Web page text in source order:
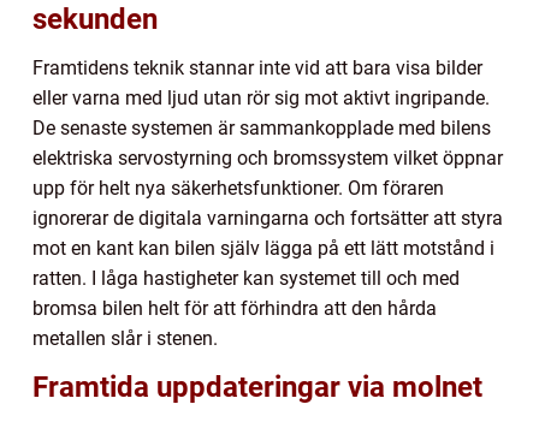
sekunden
Framtidens teknik stannar inte vid att bara visa bilder
eller varna med ljud utan rör sig mot aktivt ingripande.
De senaste systemen är sammankopplade med bilens
elektriska servostyrning och bromssystem vilket öppnar
upp för helt nya säkerhetsfunktioner. Om föraren
ignorerar de digitala varningarna och fortsätter att styra
mot en kant kan bilen själv lägga på ett lätt motstånd i
ratten. I låga hastigheter kan systemet till och med
bromsa bilen helt för att förhindra att den hårda
metallen slår i stenen.
Framtida uppdateringar via molnet